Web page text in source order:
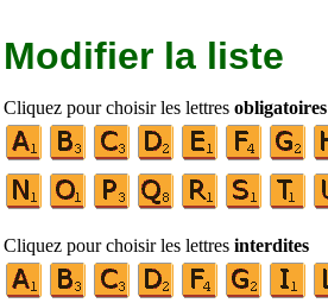
Modifier la liste
Cliquez pour choisir les lettres obligatoires
Cliquez pour choisir les lettres interdites